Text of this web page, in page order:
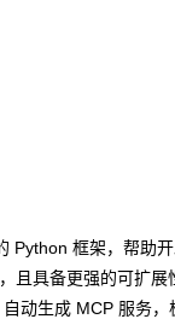
框架，帮助
且具备更强的可扩
动生成 MCP 服务